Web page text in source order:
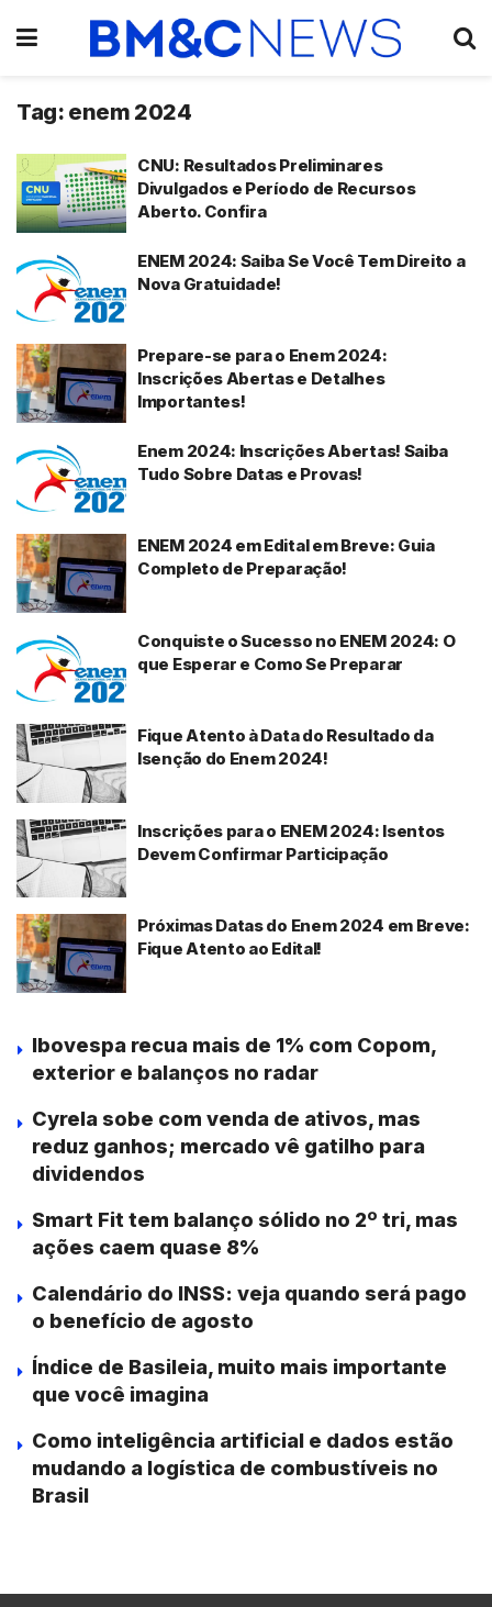
Tag: enem 2024
CNU: Resultados Preliminares
Divulgados e Período de Recursos
Aberto. Confira
ENEM 2024: Saiba Se Você Tem Direito a
Nova Gratuidade!
Prepare-se para o Enem 2024:
Inscrições Abertas e Detalhes
Importantes!
Enem 2024: Inscrições Abertas! Saiba
Tudo Sobre Datas e Provas!
ENEM 2024 em Edital em Breve: Guia
Completo de Preparação!
Conquiste o Sucesso no ENEM 2024: O
que Esperar e Como Se Preparar
Fique Atento à Data do Resultado da
Isenção do Enem 2024!
Inscrições para o ENEM 2024: Isentos
Devem Confirmar Participação
Próximas Datas do Enem 2024 em Breve:
Fique Atento ao Edital!
Ibovespa recua mais de 1% com Copom,
exterior e balanços no radar
Cyrela sobe com venda de ativos, mas
reduz ganhos; mercado vê gatilho para
dividendos
Smart Fit tem balanço sólido no 2º tri, mas
ações caem quase 8%
Calendário do INSS: veja quando será pago
o benefício de agosto
Índice de Basileia, muito mais importante
que você imagina
Como inteligência artificial e dados estão
mudando a logística de combustíveis no
Brasil